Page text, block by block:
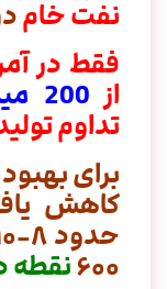
نفت خام
فقط در
از 200 میلیون لیتر
تداوم
برای بهبود
کاهش
حدود ۸-۱۰
۶۰۰نقطه